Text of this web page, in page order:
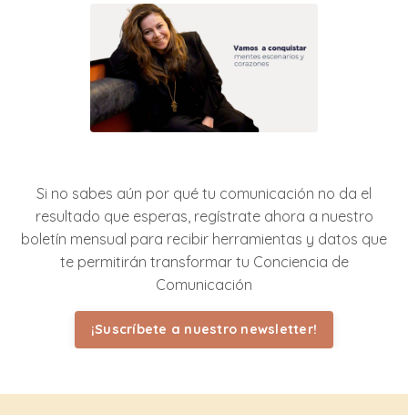
Si no sabes aún por qué tu comunicación no da el
resultado que esperas, regístrate ahora a nuestro
boletín mensual para recibir herramientas y datos que
te permitirán transformar tu Conciencia de
Comunicación
¡Suscríbete a nuestro newsletter!